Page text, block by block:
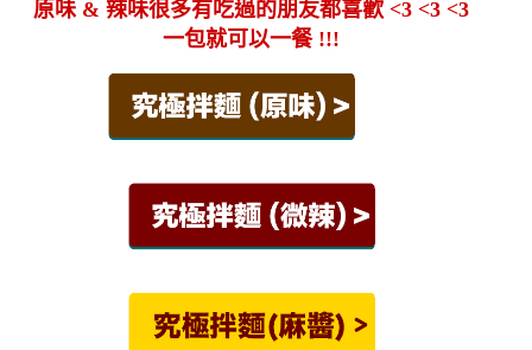
原味 & 辣味很多有吃過的朋友都喜歡 <3 <3 <3
一包就可以一餐 !!!